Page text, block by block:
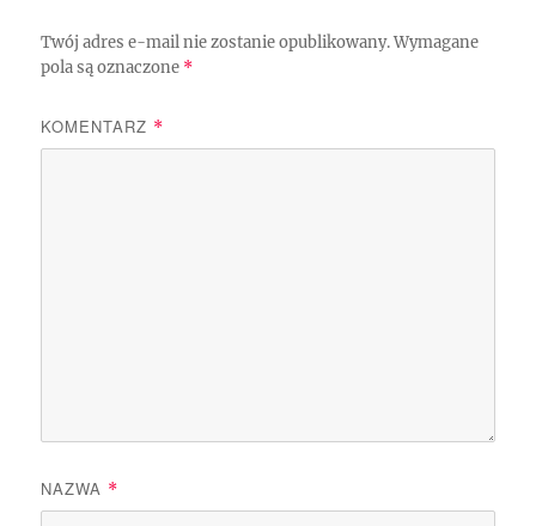
Twój adres e-mail nie zostanie opublikowany. Wymagane
pola są oznaczone *
KOMENTARZ *
NAZWA *